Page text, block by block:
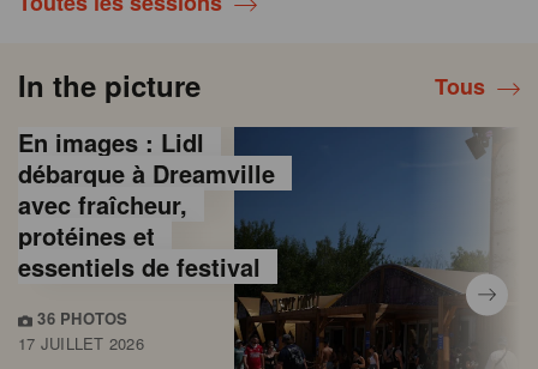
In the picture Tous
En images : Lidl
débarque à Dreamville
avec fraîcheur,
protéines et
essentiels de festival
36 PHOTOS
17 JUILLET 2026